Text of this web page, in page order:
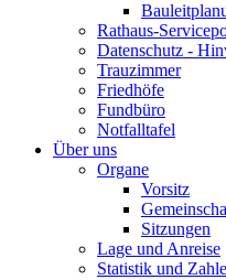
Rathaus-
Datenschutz -
Trauzimmer
Friedhöfe
Fundbüro
Notfalltafel
Über uns
Organe
Vorsitz
Sitzungen
Lage und Anreise
Statistik und